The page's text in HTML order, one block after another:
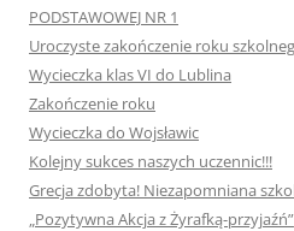
PODSTAWOWEJ NR 1
Uroczyste zakończenie roku
Wycieczka klas VI do Lublina
Zakończenie roku
Wycieczka do Wojsławic
Kolejny sukces naszych uczennic!!!
Grecja zdobyta! Niezapomniana
„Pozytywna Akcja z Żyrafką-przyjaźń”